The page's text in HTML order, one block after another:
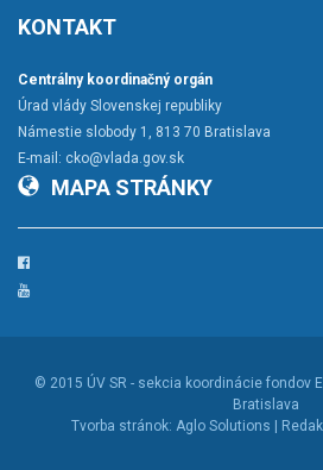
KONTAKT
Centrálny koordinačný orgán
Úrad vlády Slovenskej republiky
Námestie slobody 1, 813 70 Bratislava
E-mail: cko@vlada.gov.sk
MAPA STRÁNKY
Facebook
YouTube
© 2015 ÚV SR - sekcia koordinácie fondov
Bratislava
Tvorba stránok: Aglo Solutions |